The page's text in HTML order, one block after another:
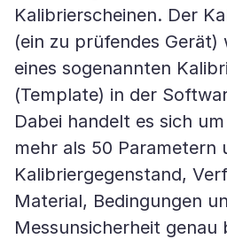
Kalibrierscheinen. Der
(ein zu prüfendes
eines sogenannten
(Template) in der
Dabei handelt es sich
mehr als 50 Parametern
Kalibriergegenstand,
Material, Bedingungen
Messunsicherheit genau